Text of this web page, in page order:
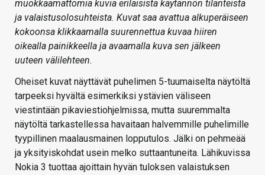
muokkaamattomia kuvia erilaisista käytännön tilanteista
ja valaistusolosuhteista. Kuvat saa avattua alkuperäiseen
kokoonsa klikkaamalla suurennettua kuvaa hiiren
oikealla painikkeella ja avaamalla kuva sen jälkeen
uuteen välilehteen.
Oheiset kuvat näyttävät puhelimen 5-tuumaiselta näytöltä
tarpeeksi hyvältä esimerkiksi ystävien väliseen
viestintään pikaviestiohjelmissa, mutta suuremmalta
näytöltä tarkastellessa havaitaan halvemmille puhelimille
tyypillinen maalausmainen lopputulos. Jälki on pehmeää
ja yksityiskohdat usein melko suttaantuneita. Lähikuvissa
Nokia 3 tuottaa ajoittain hyvän tuloksen valaistuksen